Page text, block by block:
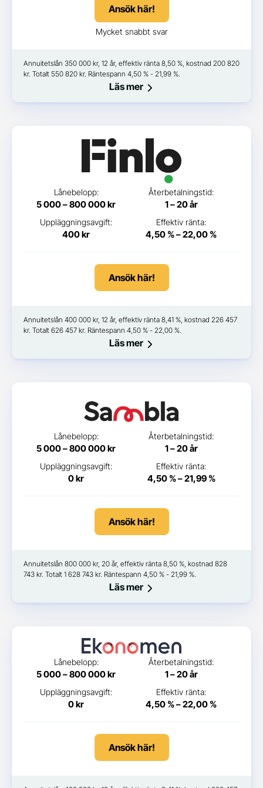
Ansök här!
Mycket snabbt svar
Annuitetslån 350 000 kr, 12 år, effektiv ränta 8,50 %, kostnad 200 820
kr. Totalt 550 820 kr. Räntespann 4,50 % - 21,99 %.
Läs mer
Lånebelopp:
5 000 – 800 000 kr
Återbetalningstid:
1 – 20 år
Uppläggningsavgift:
400 kr
Effektiv ränta:
4,50 % – 22,00 %
Ansök här!
Annuitetslån 400 000 kr, 12 år, effektiv ränta 8,41 %, kostnad 226 457
kr. Totalt 626 457 kr. Räntespann 4,50 % - 22,00 %.
Läs mer
Lånebelopp:
5 000 – 800 000 kr
Återbetalningstid:
1 – 20 år
Uppläggningsavgift:
0 kr
Effektiv ränta:
4,50 % – 21,99 %
Ansök här!
Annuitetslån 800 000 kr, 20 år, effektiv ränta 8,50 %, kostnad 828
743 kr. Totalt 1 628 743 kr. Räntespann 4,50 % - 21,99 %.
Läs mer
Lånebelopp:
5 000 – 800 000 kr
Återbetalningstid:
1 – 20 år
Uppläggningsavgift:
0 kr
Effektiv ränta:
4,50 % – 22,00 %
Ansök här!